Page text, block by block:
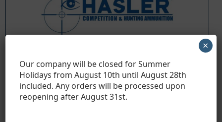
Our company will be closed for Summer
Holidays from August 10th until August 28th
included. Any orders will be processed upon
reopening after August 31st.
×